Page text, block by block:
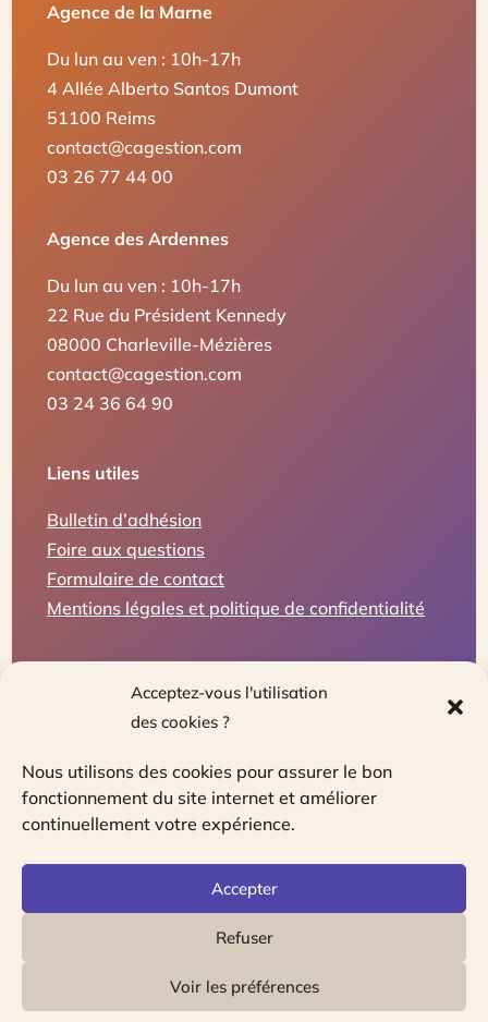
Acceptez-vous l'utilisation
des cookies ?
Nous utilisons des cookies pour assurer le bon
fonctionnement du site internet et améliorer
continuellement votre expérience.
Accepter
Refuser
Voir les préférences
Agence de la Marne
Du lun au ven : 10h-17h
4 Allée Alberto Santos Dumont
51100 Reims
contact@cagestion.com
03 26 77 44 00
Agence des Ardennes
Du lun au ven : 10h-17h
22 Rue du Président Kennedy
08000 Charleville-Mézières
contact@cagestion.com
03 24 36 64 90
Liens utiles
Bulletin d’adhésion
Foire aux questions
Formulaire de contact
Mentions légales et politique de confidentialité